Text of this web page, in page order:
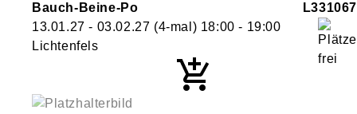
Bauch-Beine-Po
L331067
13.01.27 - 03.02.27 (4-mal) 18:00 - 19:00
Lichtenfels